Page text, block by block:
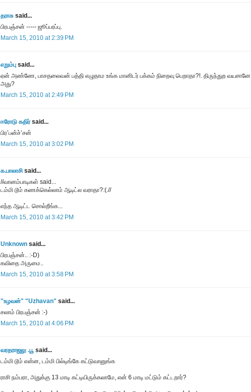
தராசு said...
பிரபஞ்சன் ----- ஜூப்பரப்பு.
March 15, 2010 at 2:39 PM
எறும்பு said...
ஏன் அண்ணே, பாசதலைவன் பத்தி எழுதாம உங்க மானிடர் பக்கம் நிறைவு பெறாதா?!. திருந்துற வயசானே
அது?
March 15, 2010 at 2:49 PM
ஈரோடு கதிர்said...
பிர’பன்ச்’சன்
March 15, 2010 at 3:02 PM
க.பாலாசி said...
//வானம்பாடிகள் said...
டம்மி டூம் கணக்கெல்லாம் ஆடிட்ல வராதா?:(.//
எந்த ஆடிட்ட சொல்றீங்க...
March 15, 2010 at 3:42 PM
Unknown said...
பிரபஞ்சன்.. :-D)
கவிதை அருமை..
March 15, 2010 at 3:58 PM
"உழவன்" "Uzhavan" said...
சலாம் பிரபஞ்சன் :-)
March 15, 2010 at 4:06 PM
வரதராஜலு .பூ said...
டம்மி டூம் என்ன, டம்மி பில்டிங்கே கட்டுவானுங்க
ராசி நம்பரா, அதுக்கு 13 மாடி கட்டியிருக்கலாமே, என் 6 மாடி மட்டும் கட்டறார்?